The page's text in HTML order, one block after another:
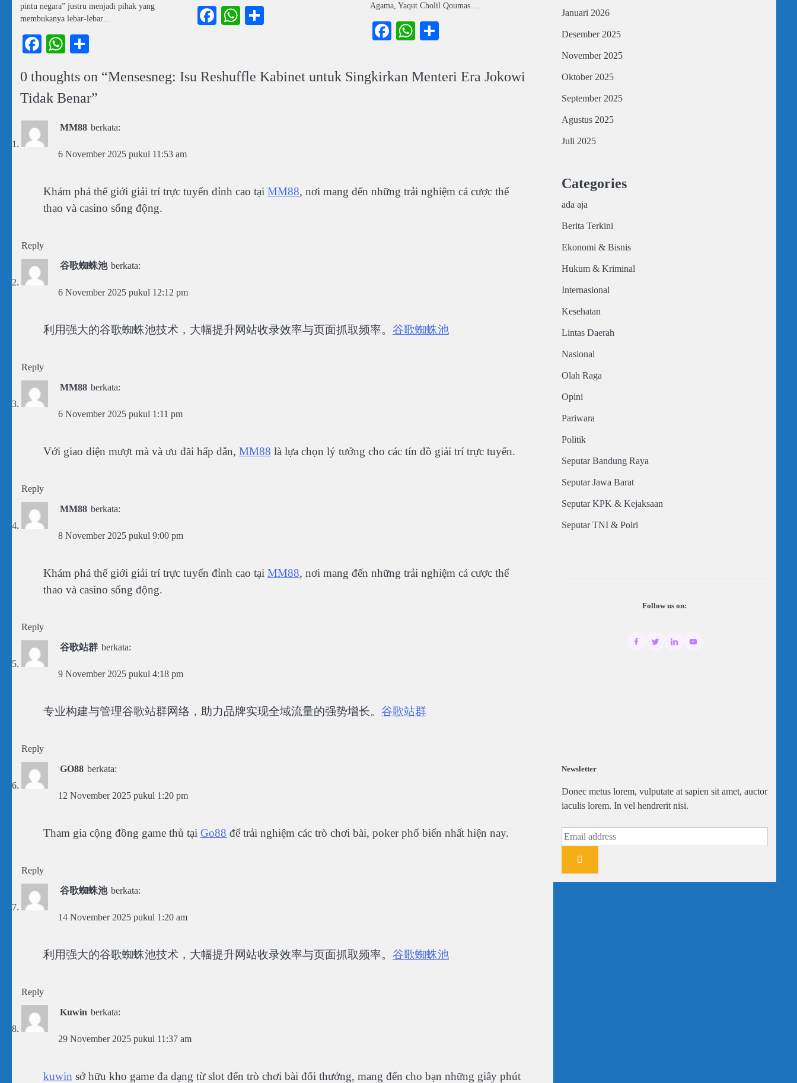
pintu negara” justru menjadi pihak yang
membukanya lebar-lebar…
Facebook
WhatsApp
Facebook
WhatsApp
Agama, Yaqut Cholil Qoumas.…
Facebook
WhatsApp
0 thoughts on “Mensesneg: Isu Reshuffle Kabinet untuk Singkirkan Menteri Era Jokowi
Tidak Benar”
MM88 berkata:
6 November 2025 pukul 11:53 am
Khám phá thế giới giải trí trực tuyến đỉnh cao tại MM88, nơi mang đến những trải nghiệm cá cược thể
thao và casino sống động.
Reply
谷歌蜘蛛池 berkata:
6 November 2025 pukul 12:12 pm
利用强大的谷歌蜘蛛池技术，大幅提升网站收录效率与页面抓取频率。 谷歌蜘蛛池
Reply
MM88 berkata:
6 November 2025 pukul 1:11 pm
Với giao diện mượt mà và ưu đãi hấp dẫn, MM88 là lựa chọn lý tưởng cho các tín đồ giải trí trực tuyến.
Reply
MM88 berkata:
8 November 2025 pukul 9:00 pm
Khám phá thế giới giải trí trực tuyến đỉnh cao tại MM88, nơi mang đến những trải nghiệm cá cược thể
thao và casino sống động.
Reply
谷歌站群 berkata:
9 November 2025 pukul 4:18 pm
专业构建与管理谷歌站群网络，助力品牌实现全域流量的强势增长。 谷歌站群
Reply
GO88 berkata:
12 November 2025 pukul 1:20 pm
Tham gia cộng đồng game thủ tại Go88 để trải nghiệm các trò chơi bài, poker phổ biến nhất hiện nay.
Reply
谷歌蜘蛛池 berkata:
14 November 2025 pukul 1:20 am
利用强大的谷歌蜘蛛池技术，大幅提升网站收录效率与页面抓取频率。 谷歌蜘蛛池
Reply
Kuwin berkata:
29 November 2025 pukul 11:37 am
kuwin sở hữu kho game đa dạng từ slot đến trò chơi bài đổi thưởng, mang đến cho bạn những giây phút
Januari 2026
Desember 2025
November 2025
Oktober 2025
September 2025
Agustus 2025
Juli 2025
Categories
ada aja
Berita Terkini
Ekonomi & Bisnis
Hukum & Kriminal
Internasional
Kesehatan
Lintas Daerah
Nasional
Olah Raga
Opini
Pariwara
Politik
Seputar Bandung Raya
Seputar Jawa Barat
Seputar KPK & Kejaksaan
Seputar TNI & Polri
Follow us on:
Newsletter
Donec metus lorem, vulputate at sapien sit amet, auctor
iaculis lorem. In vel hendrerit nisi.